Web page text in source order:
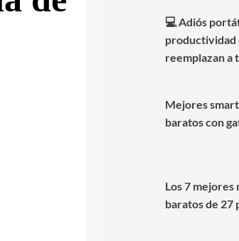
💻 Adiós
productividad
reemplazan a
Mejores
baratos con
Los 7 mejores
baratos de 27